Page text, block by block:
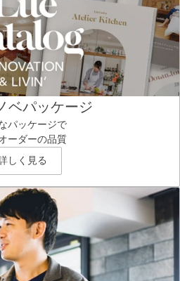
ベパッケージ
パッケージで
ーダーの品質
しく見る